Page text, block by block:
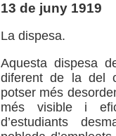
13 de juny 1919
La dispesa.
Aquesta dispesa
diferent de la del
potser més
més visible i
d’estudiants